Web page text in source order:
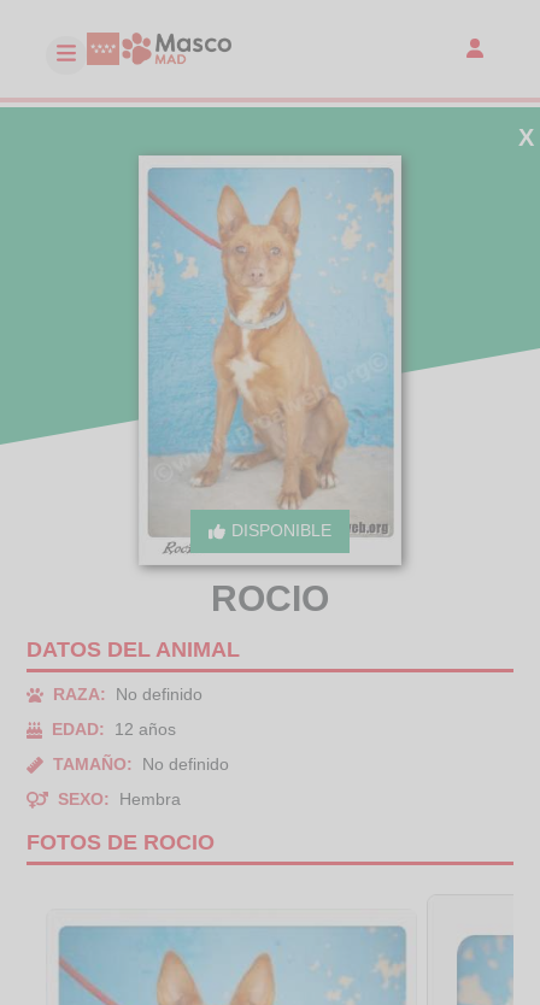
DISPONIBLE
X
ROCIO
DATOS DEL ANIMAL
RAZA:
No definido
EDAD:
12 años
TAMAÑO:
No definido
SEXO:
Hembra
FOTOS DE ROCIO